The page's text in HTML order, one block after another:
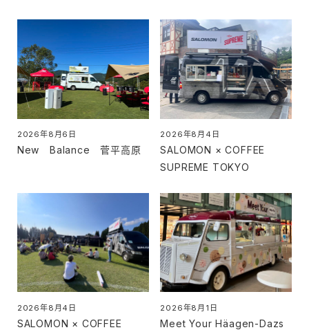
New Balance 菅平高原
投稿日
2026年8月6日
SALOMON × COFFEE
SUPREME TOKYO
投稿日
2026年8月4日
SALOMON × COFFEE
投稿日
2026年8月4日
Meet Your Häagen-Dazs
投稿日
2026年8月1日